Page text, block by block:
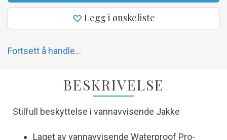
Legg i ønskeliste
Fortsett å handle...
BESKRIVELSE
Stilfull beskyttelse i vannavvisende Jakke
Laget av vannavvisende Waterproof Pro-